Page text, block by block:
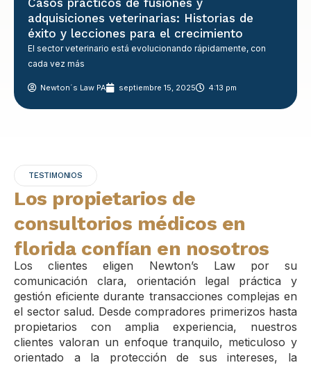
Casos prácticos de fusiones y
adquisiciones veterinarias: Historias de
éxito y lecciones para el crecimiento
El sector veterinario está evolucionando rápidamente, con
cada vez más
Newton´s Law PA septiembre 15, 2025 4:13 pm
TESTIMONIOS
Los propietarios de
consultorios médicos en
florida confían en nosotros
Los clientes eligen Newton’s Law por su
comunicación clara, orientación legal práctica y
gestión eficiente durante transacciones complejas en
el sector salud. Desde compradores primerizos hasta
propietarios con amplia experiencia, nuestros
clientes valoran un enfoque tranquilo, meticuloso y
orientado a la protección de sus intereses, la